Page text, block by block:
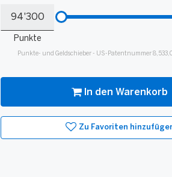
Punkte
Punkte
Bitte
hinzufügen
Punkte- und Geldschieber - US-Patentnummer
In den Warenkorb
Zu Favoriten